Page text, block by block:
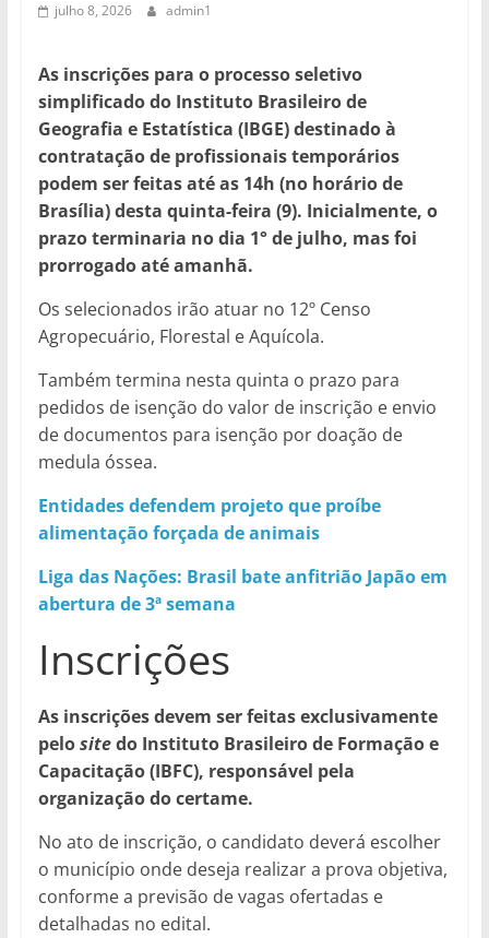
julho 8, 2026 admin1
As inscrições para o processo seletivo
simplificado do Instituto Brasileiro de
Geografia e Estatística (IBGE) destinado à
contratação de profissionais temporários
podem ser feitas até as 14h (no horário de
Brasília) desta quinta-feira (9). Inicialmente, o
prazo terminaria no dia 1° de julho, mas foi
prorrogado até amanhã.
Os selecionados irão atuar no 12º Censo
Agropecuário, Florestal e Aquícola.
Também termina nesta quinta o prazo para
pedidos de isenção do valor de inscrição e envio
de documentos para isenção por doação de
medula óssea.
Entidades defendem projeto que proíbe
alimentação forçada de animais
Liga das Nações: Brasil bate anfitrião Japão em
abertura de 3ª semana
Inscrições
As inscrições devem ser feitas exclusivamente
pelositedo Instituto Brasileiro de Formação e
Capacitação (IBFC), responsável pela
organização do certame.
No ato de inscrição, o candidato deverá escolher
o município onde deseja realizar a prova objetiva,
conforme a previsão de vagas ofertadas e
detalhadas no edital.